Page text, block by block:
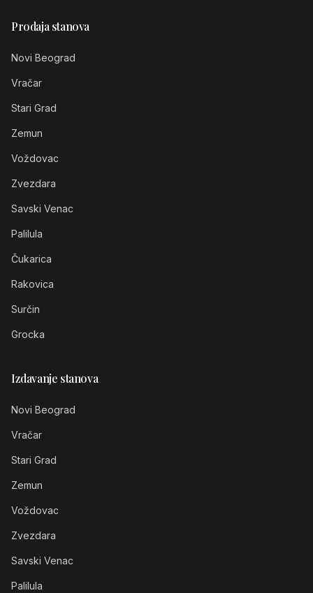
Prodaja stanova
Novi Beograd
Vračar
Stari Grad
Zemun
Voždovac
Zvezdara
Savski Venac
Palilula
Čukarica
Rakovica
Surčin
Grocka
Izdavanje stanova
Novi Beograd
Vračar
Stari Grad
Zemun
Voždovac
Zvezdara
Savski Venac
Palilula